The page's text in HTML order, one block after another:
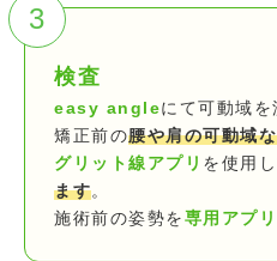
3
検査
easy angleにて可動域を
矯正前の腰や肩の可動域
グリット線アプリ を使用し
ます。
施術前の姿勢を専用アプリ